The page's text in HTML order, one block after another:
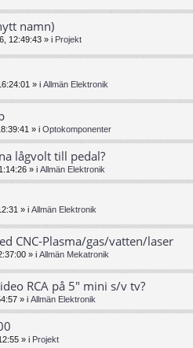
namn)
12:49:43 » i Projekt
» i Allmän Elektronik
» i Optokomponenter
lågvolt till pedal?
» i Allmän Elektronik
» i Allmän Elektronik
CNC-Plasma/gas/vatten/laser
» i Allmän Mekatronik
RCA på 5" mini s/v tv?
» i Allmän Elektronik
» i Projekt